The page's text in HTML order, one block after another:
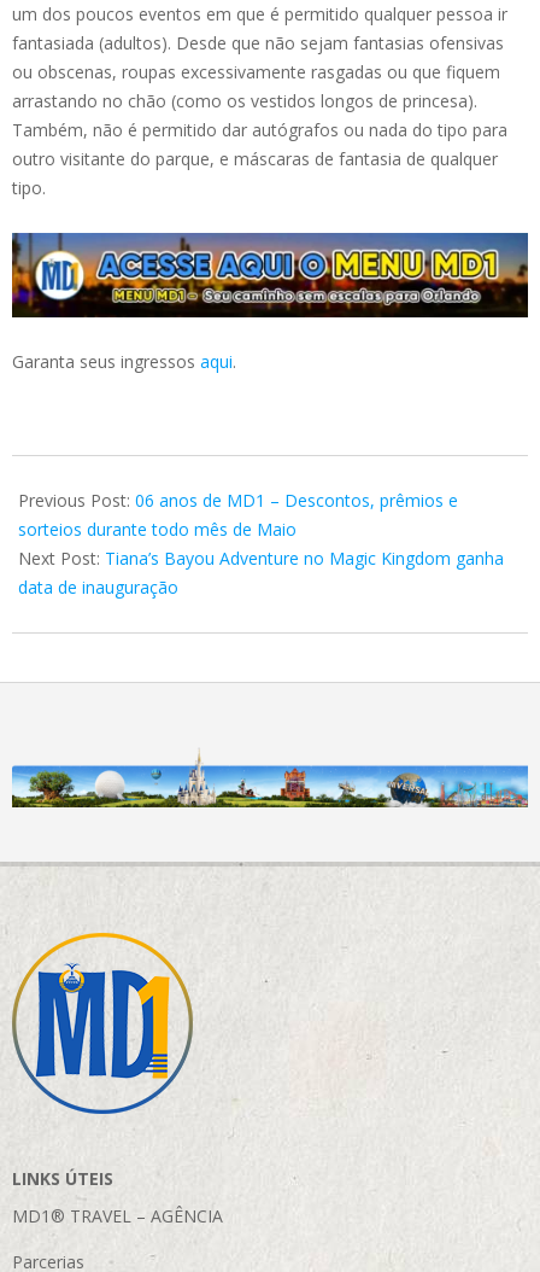
um dos poucos eventos em que é permitido qualquer pessoa ir
fantasiada (adultos). Desde que não sejam fantasias ofensivas
ou obscenas, roupas excessivamente rasgadas ou que fiquem
arrastando no chão (como os vestidos longos de princesa).
Também, não é permitido dar autógrafos ou nada do tipo para
outro visitante do parque, e máscaras de fantasia de qualquer
tipo.
Garanta seus ingressos aqui.
05-
12
Previous Post: 06 anos de MD1 – Descontos, prêmios e
sorteios durante todo mês de Maio
Next Post: Tiana’s Bayou Adventure no Magic Kingdom ganha
data de inauguração
LINKS ÚTEIS
MD1® TRAVEL – AGÊNCIA
Parcerias